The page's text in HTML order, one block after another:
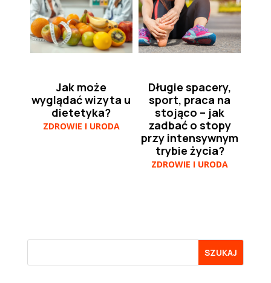
Jak może
wyglądać wizyta u
dietetyka?
ZDROWIE I URODA
Długie spacery,
sport, praca na
stojąco – jak
zadbać o stopy
przy intensywnym
trybie życia?
ZDROWIE I URODA